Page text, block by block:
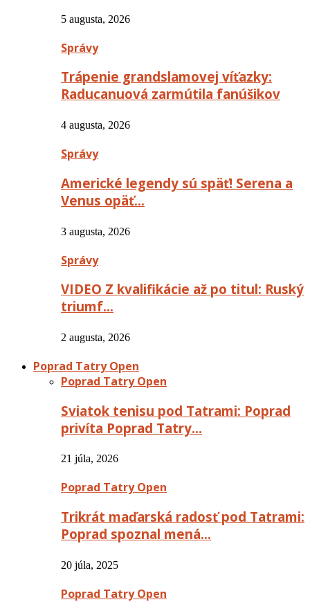
5 augusta, 2026
Správy
Trápenie grandslamovej víťazky:
Raducanuová zarmútila fanúšikov
4 augusta, 2026
Správy
Americké legendy sú späť! Serena a
Venus opäť…
3 augusta, 2026
Správy
VIDEO Z kvalifikácie až po titul: Ruský
triumf…
2 augusta, 2026
Poprad Tatry Open
Poprad Tatry Open
Sviatok tenisu pod Tatrami: Poprad
privíta Poprad Tatry…
21 júla, 2026
Poprad Tatry Open
Trikrát maďarská radosť pod Tatrami:
Poprad spoznal mená…
20 júla, 2025
Poprad Tatry Open